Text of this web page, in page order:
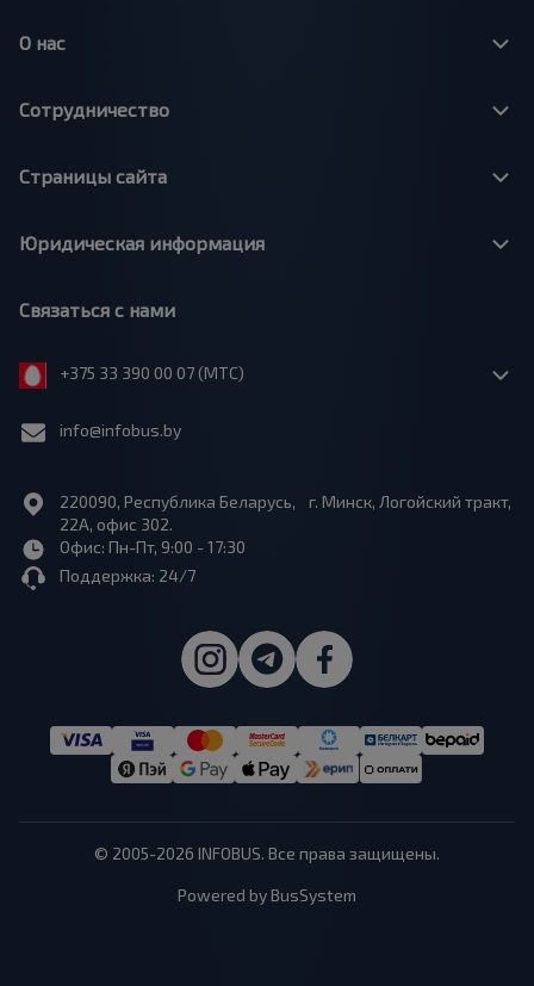
О нас
Сотрудничество
Страницы сайта
Юридическая информация
Связаться с нами
+375 33 390 00 07 (МТС)
info@infobus.by
220090, Республика Беларусь, г. Минск, Логойский тракт,
22А, офис 302.
Офис: Пн-Пт, 9:00 - 17:30
Поддержка: 24/7
© 2005-2026 INFOBUS. Все права защищены.
Powered by BusSystem